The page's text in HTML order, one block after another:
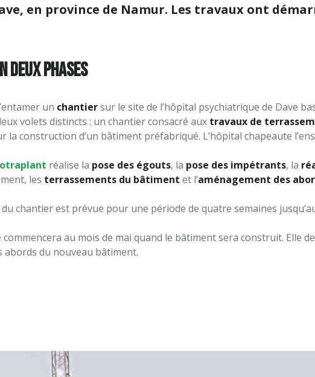
en province de Namur. Les travaux ont
deux phases
un chantiersur le site de l’hôpital psychiatrique de Dave
volets distincts : un chantier consacré aux travaux de
la construction d’un bâtiment préfabriqué. L’hôpital chapeaute
réalise la pose des égouts, la pose des impétrants, la
les terrassements du bâtiment et l’aménagement des
chantier est prévue pour une période de quatre semaines
commencera au mois de mai quand le bâtiment sera construit. Elle
abords du nouveau bâtiment.